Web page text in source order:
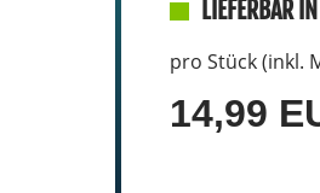
LIEFERBAR
pro Stück (inkl.
14,99